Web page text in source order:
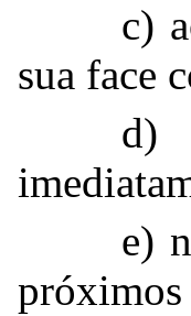
c)
sua face
d)
e)
próximos